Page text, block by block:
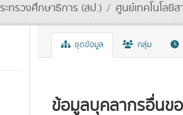
ทรวงศึกษาธิการ (สป.) ศูนย์เทคโนโลยีส
ชุดข้อมูล กลุ่ม
ข้อมูลบุคลากรอื่นข